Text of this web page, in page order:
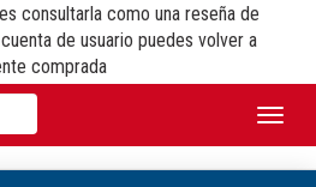
consultarla como una reseña de
de usuario puedes volver a
comprada